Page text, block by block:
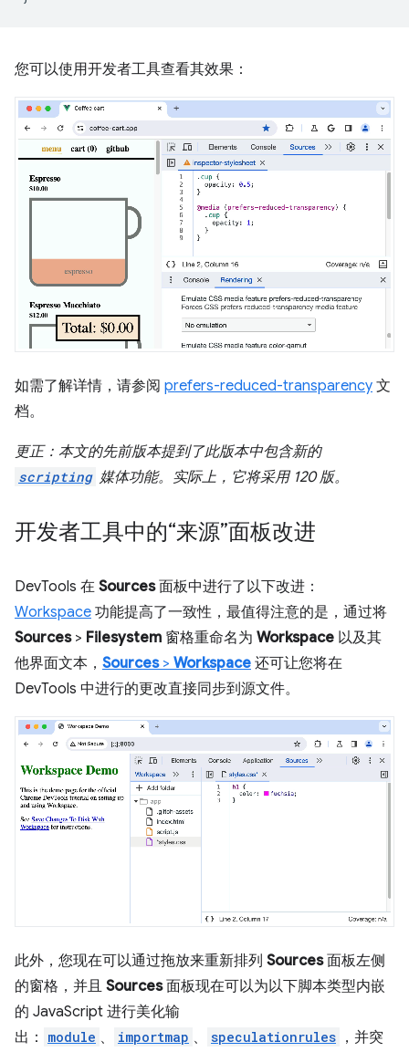
您可以使用开发者工具查看其效果：
如需了解详情，请参阅 prefers-reduced-transparency 文
档。
更正：本文的先前版本提到了此版本中包含新的
scripting 媒体功能。实际上，它将采用 120 版。
开发者工具中的“来源”面板改进
DevTools 在 Sources面板中进行了以下改进：
Workspace 功能提高了一致性，最值得注意的是，通过将
Sources> Filesystem 窗格重命名为 Workspace 以及其
他界面文本， Sources> Workspace 还可让您将在
DevTools 中进行的更改直接同步到源文件。
此外，您现在可以通过拖放来重新排列 Sources面板左侧
的窗格，并且 Sources面板现在可以为以下脚本类型内嵌
的 JavaScript 进行美化输
出：
module 、 importmap 、 speculationrules ，并突